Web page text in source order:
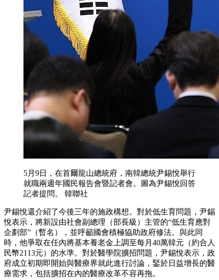
5月9日，在首爾龍山總統府，南韓總統尹錫悅舉行
就職兩週年國民報告會暨記者會。圖為尹錫悅回答
記者提問。 韓聯社
尹錫悅還介紹了今後三年的施政構想。對於低生育問題，尹錫
悅表示，將新設由社會副總理（部長級）主管的“低生育應對
企劃部”（暫名），並呼籲國會積極協助政府修法。與此同
時，他爭取在任內將基本養老金上調至每月40萬韓元（約合人
民幣2113元）的水準。對於醫學院擴招問題，尹錫悅表示，政
府成立初期即開始與醫療界就此進行討論，鋻於日益增長的醫
療需求，包括擴招在內的醫療改革不容再拖。